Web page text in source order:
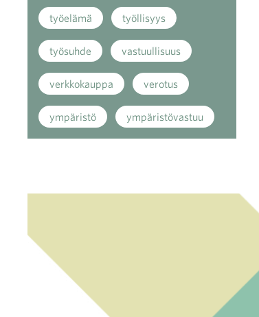
työelämä työllisyys
työsuhde vastuullisuus
verkkokauppa verotus
ympäristö ympäristövastuu